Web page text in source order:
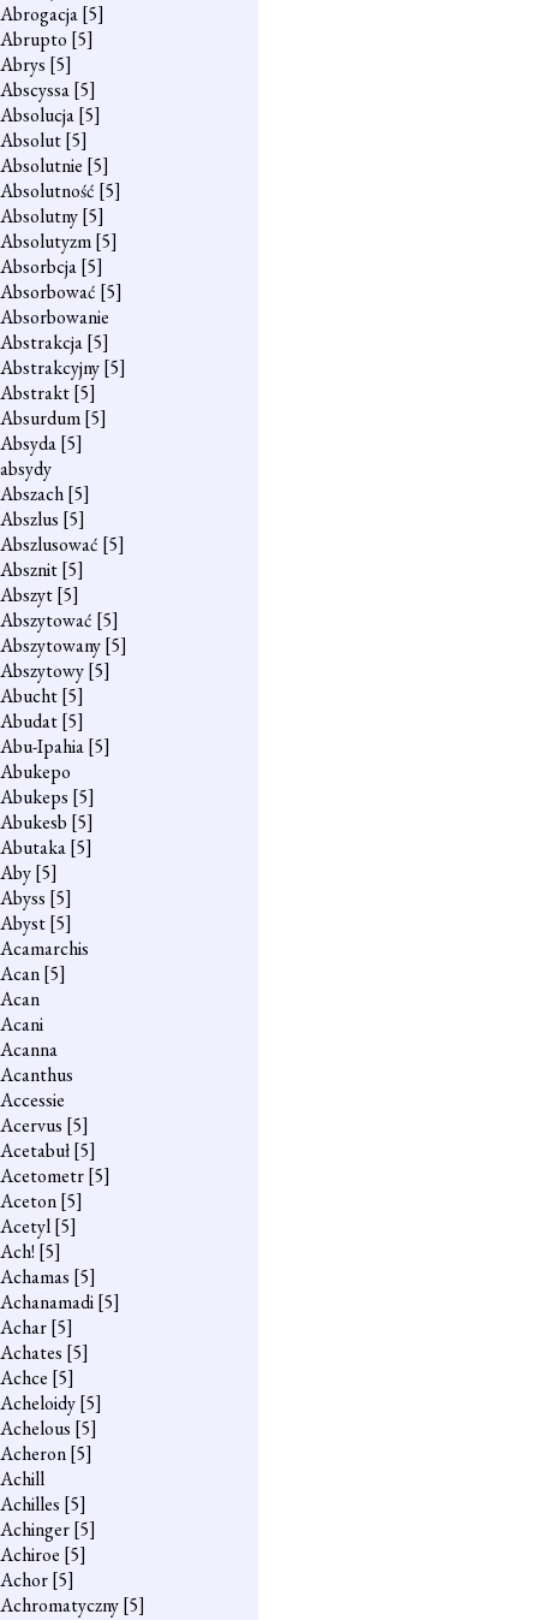
Abrogacja[5]
Abrupto [5]
Abrys [5]
Abscyssa[5]
Absolucja[5]
Absolut[5]
Absolutnie [5]
Absolutność [5]
Absolutny[5]
Absolutyzm[5]
Absorbcja[5]
Absorbować [5]
Absorbowanie
Abstrakcja[5]
Abstrakcyjny[5]
Abstrakt[5]
Absurdum[5]
Absyda[5]
absydy
Abszach[5]
Abszlus [5]
Abszlusować [5]
Absznit[5]
Abszyt[5]
Abszytować [5]
Abszytowany[5]
Abszytowy[5]
Abucht[5]
Abudat[5]
Abu-Ipahia[5]
Abukepo
Abukeps [5]
Abukesb [5]
Abutaka[5]
Aby[5]
Abyss [5]
Abyst[5]
Acamarchis
Acan[5]
Acan
Acani
Acanna
Acanthus
Accessie
Acervus [5]
Acetabuł[5]
Acetometr[5]
Aceton[5]
Acetyl[5]
Ach! [5]
Achamas [5]
Achanamadi[5]
Achar[5]
Achates [5]
Achce [5]
Acheloidy[5]
Achelous [5]
Acheron[5]
Achill
Achilles [5]
Achinger[5]
Achiroe [5]
Achor[5]
Achromatyczny[5]